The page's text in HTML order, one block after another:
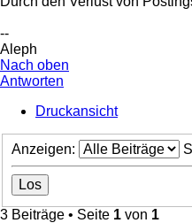
--
Aleph
Nach oben
Antworten
Druckansicht
Anzeigen:
3 Beiträge • Seite 1 von 1